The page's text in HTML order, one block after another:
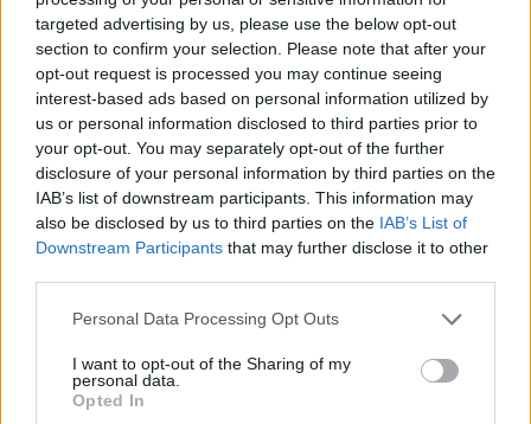
targeted advertising by us, please use the below opt-out
section to confirm your selection. Please note that after your
opt-out request is processed you may continue seeing
interest-based ads based on personal information utilized by
us or personal information disclosed to third parties prior to
your opt-out. You may separately opt-out of the further
disclosure of your personal information by third parties on the
IAB’s list of downstream participants. This information may
also be disclosed by us to third parties on the IAB’s List of
Downstream Participants that may further disclose it to other
Personal Data Processing Opt Outs
I want to opt-out of the Sharing of my
personal data.
Opted In
5+1 καλοκαιρινές συνήθειες των
παιδικών μας χρόνων που
θέλουμε να επανέρθουν τώρα!
Όλες οι στιγμές των παιδικών μας
καλοκαιριών που κάθε άνθρωπος που
δηλώνει CU Kalokairistis θέλει να...
Ναταλία Πετρίτη
25.07.2023